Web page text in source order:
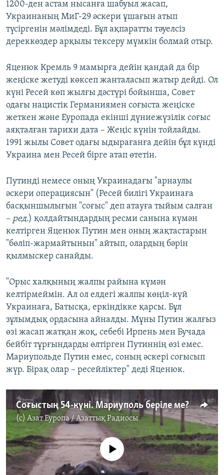
1200-ден астам нысанға шабуыл жасап,
Украинаның МиГ-29 әскери ұшағын атып
түсіргенін мәлімдеді. Бұл ақпаратты тәуелсіз
дереккөздер арқылы тексеру мүмкін болмай отыр.
Яценюк Кремль 9 мамырға дейін қандай да бір
жеңіске жетуді көксеп жанталасып жатыр дейді. Ол
күні Ресей көп жылғы дәстүрі бойынша, Совет
одағы нацистік Германиямен соғыста жеңіске
жеткен және Еуропада екінші дүниежүзілік соғыс
аяқталған тарихи дата – Жеңіс күнін тойлайды.
1991 жылы Совет одағы ыдырағанға дейін бұл күнді
Украина мен Ресей бірге атап өтетін.
Путинді немесе оның Украинадағы "арнаулы
әскери операциясын" (Ресей билігі Украинаға
басқыншылығын "соғыс" деп атауға тыйым салған
– ред.) қолдайтындардың ресми санына күмән
келтірген Яценюк Путин мен оның жақтастарын
"бөліп-жармайтынын" айтып, олардың бәрін
қылмыскер санайды.
"Орыс халқының жалпы райына күмән
келтірмеймін. Ал ол елдегі жалпы көңіл-күй
Украинаға, Батысқа, еркіндікке қарсы. Бұл
зұлымдық ордасына айналды. Мұны Путин жалғыз
өзі жасап жатқан жоқ, себебі Ирпень мен Бучада
бейбіт тұрғындарды өлтірген Путиннің өзі емес.
Мариупольде Путин емес, соның әскері соғысып
жүр. Бірақ олар – ресейліктер" деді Яценюк.
Соғыстың 54-күні. Мариуполь беріле ме?
(c) Азат Еуропа / Азаттық Радиосы
No media source currently available